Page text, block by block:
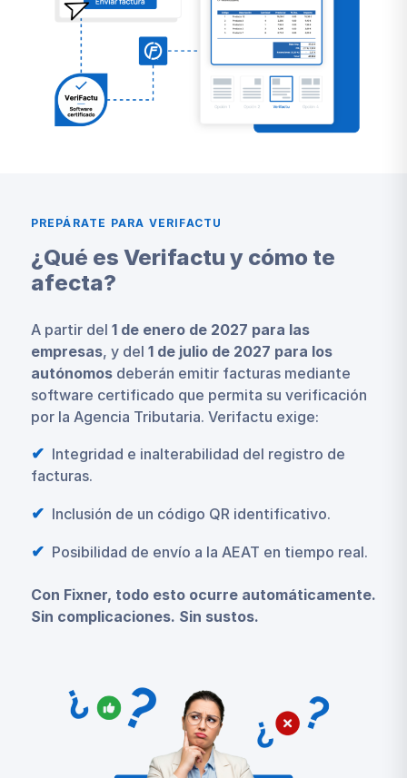
PREPÁRATE PARA VERIFACTU
¿Qué es Verifactu y cómo te
afecta?
A partir del 1 de enero de 2027 para las
empresas, y del 1 de julio de 2027 para los
autónomosdeberán emitir facturas mediante
software certificado que permita su verificación
por la Agencia Tributaria. Verifactu exige:
Integridad e inalterabilidad del registro de
facturas.
Inclusión de un código QR identificativo.
Posibilidad de envío a la AEAT en tiempo real.
Con Fixner, todo esto ocurre automáticamente.
Sin complicaciones. Sin sustos.